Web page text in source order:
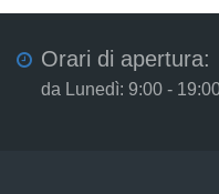
Orari di apertura:
da Lunedì: 9:00 -